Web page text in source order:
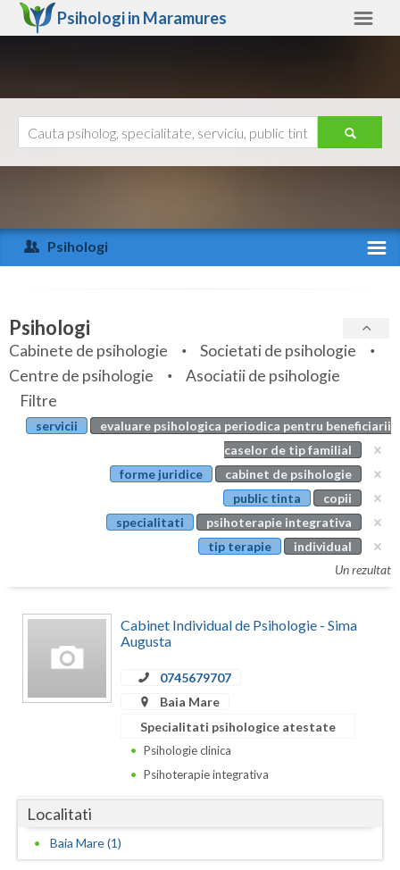
Psihologi in Maramures
Arad
Arges
Bihor
Bistrita-Nasaud
Botosani
Calarasi
Constanta
Dolj
Galati
Ajutor
Psihologi
Specialitati
Servicii
Articole
Evenimente
Psihologi
Cabinete de psihologie
Societati de psihologie
Centre de psihologie
Asociatii de psihologie
Filtre
servicii
evaluare psihologica periodica pentru beneficiarii
caselor de tip familial
forme juridice
cabinet de psihologie
public tinta
copii
specialitati
psihoterapie integrativa
tip terapie
individual
Un rezultat
Cabinet Individual de Psihologie - Sima
Augusta
0745679707
Baia Mare
Specialitati psihologice atestate
Psihologie clinica
Psihoterapie integrativa
Localitati
Baia Mare (1)